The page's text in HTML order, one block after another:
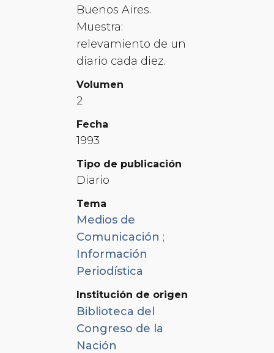
Buenos Aires.
Muestra:
relevamiento de un
diario cada diez.
Volumen
2
Fecha
1993
Tipo de publicación
Diario
Tema
Medios de
Comunicación ;
Información
Periodística
Institución de origen
Biblioteca del
Congreso de la
Nación